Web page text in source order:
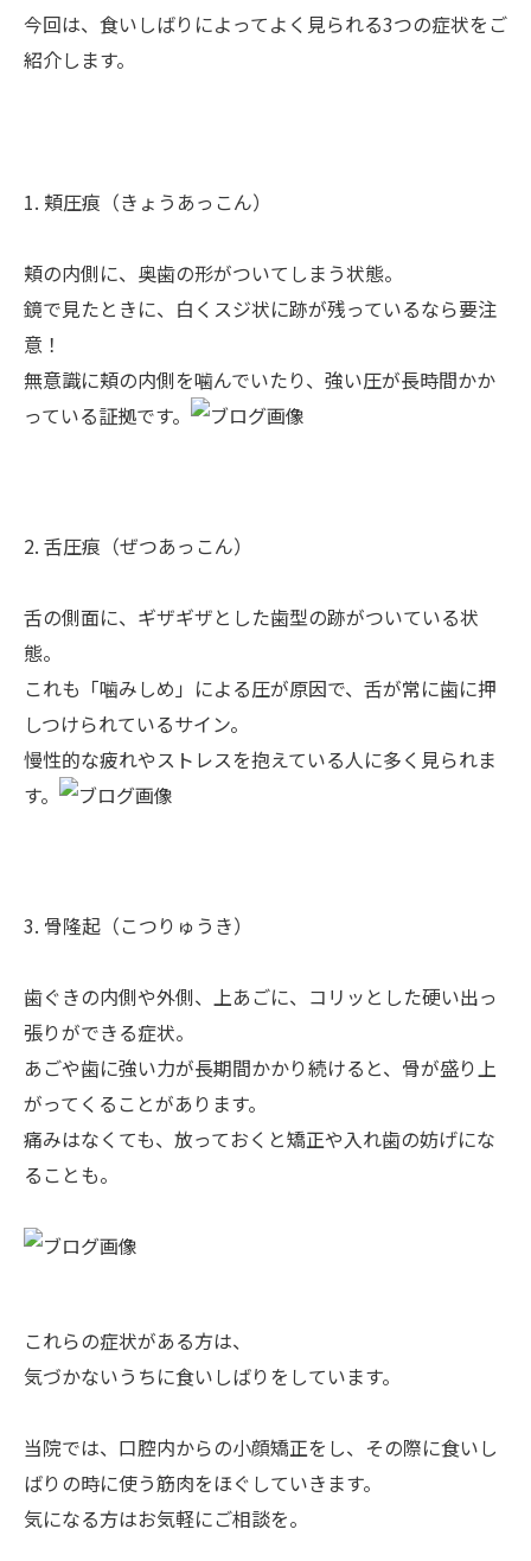
今回は、食いしばりによってよく見られる3つの症状をご
紹介します。
1. 頬圧痕（きょうあっこん）
頬の内側に、奥歯の形がついてしまう状態。
鏡で見たときに、白くスジ状に跡が残っているなら要注
意！
無意識に頬の内側を噛んでいたり、強い圧が長時間かか
っている証拠です。
2. 舌圧痕（ぜつあっこん）
舌の側面に、ギザギザとした歯型の跡がついている状
態。
これも「噛みしめ」による圧が原因で、舌が常に歯に押
しつけられているサイン。
慢性的な疲れやストレスを抱えている人に多く見られま
す。
3. 骨隆起（こつりゅうき）
歯ぐきの内側や外側、上あごに、コリッとした硬い出っ
張りができる症状。
あごや歯に強い力が長期間かかり続けると、骨が盛り上
がってくることがあります。
痛みはなくても、放っておくと矯正や入れ歯の妨げにな
ることも。
これらの症状がある方は、
気づかないうちに食いしばりをしています。
当院では、口腔内からの小顔矯正をし、その際に食いし
ばりの時に使う筋肉をほぐしていきます。
気になる方はお気軽にご相談を。